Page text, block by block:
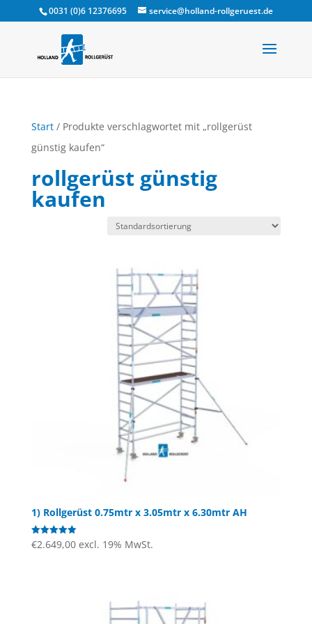
0031 (0)6 12376695 service@holland-rollgeruest.de
Start/ Produkte verschlagwortet mit „rollgerüst
günstig kaufen“
rollgerüst günstig
kaufen
1) Rollgerüst 0.75mtr x 3.05mtr x 6.30mtr AH
Bewertet mit
5.00
€2.649,00 excl. 19% MwSt.